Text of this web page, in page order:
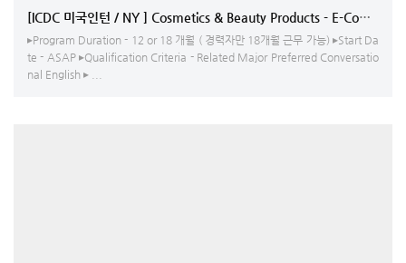
[ICDC 미국인턴 / NY ]
▸Program Duration - 12 or 18 개월 ( 경력자만 18개월 근무 가능) ▸Start Da
te - ASAP ▸Qualification Criteria - Related Major Preferred Conversatio
nal English ▸ ...